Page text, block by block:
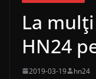
La
HN24
2019-03-19 hn24